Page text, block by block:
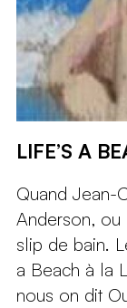
LIFE’S A
Quand Jean-
Anderson, ou
slip de bain.
a Beach à la
nous on dit